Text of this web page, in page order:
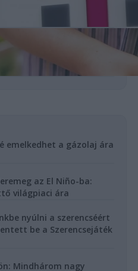
emelkedhet a gázolaj ára
az El Niño-ba:
világpiaci ára
nyúlni a szerencséért
be a Szerencsejáték
Mindhárom nagy